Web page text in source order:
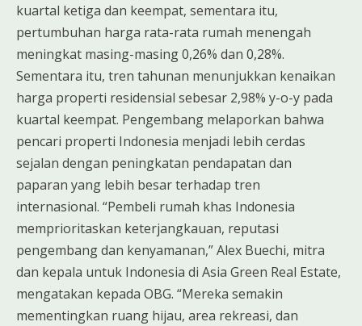
kuartal ketiga dan keempat, sementara itu,
pertumbuhan harga rata-rata rumah menengah
meningkat masing-masing 0,26% dan 0,28%.
Sementara itu, tren tahunan menunjukkan kenaikan
harga properti residensial sebesar 2,98% y-o-y pada
kuartal keempat. Pengembang melaporkan bahwa
pencari properti Indonesia menjadi lebih cerdas
sejalan dengan peningkatan pendapatan dan
paparan yang lebih besar terhadap tren
internasional. “Pembeli rumah khas Indonesia
memprioritaskan keterjangkauan, reputasi
pengembang dan kenyamanan,” Alex Buechi, mitra
dan kepala untuk Indonesia di Asia Green Real Estate,
mengatakan kepada OBG. “Mereka semakin
mementingkan ruang hijau, area rekreasi, dan